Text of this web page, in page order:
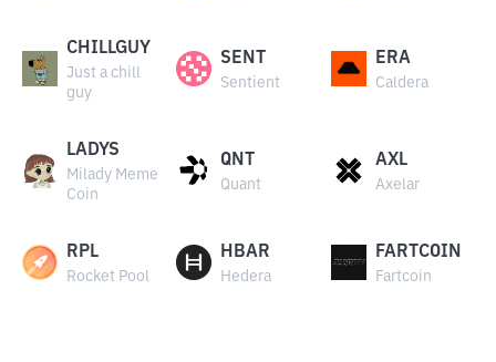
CHILLGUY
Just a chill
guy
SENT
Sentient
ERA
Caldera
LADYS
Milady Meme
Coin
QNT
Quant
AXL
Axelar
RPL
Rocket Pool
HBAR
Hedera
FARTCOIN
Fartcoin